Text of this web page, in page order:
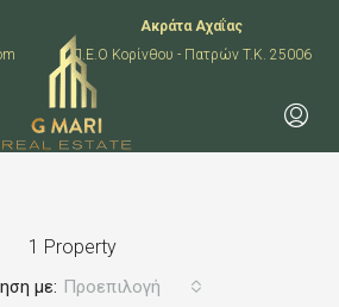
Ακράτα Αχαΐας
Π.Ε.Ο Κορίνθου - Πατρών T.K. 25006
1 Property
με: Προεπιλογή